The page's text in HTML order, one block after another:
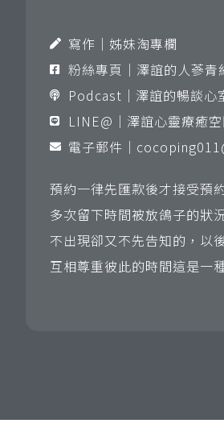
寫作｜姊妹淘專欄
粉絲專頁｜澤誼的人蔘青
Podcast｜澤誼的暢談心
LINE@｜澤誼心靈療癒
電子郵件｜
預約一律先匯款後才接受預
多次留下時間被放鴿子的狀
不出現卻又不先告知的，以
互相尊重彼此的時間這是一